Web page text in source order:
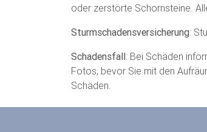
oder zerstörte Schornsteine.
Sturmschadensversicherung:
Schadensfall: Bei Schäden
Fotos, bevor Sie mit den
Schäden.